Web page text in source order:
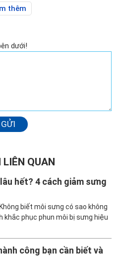
thêm
dưới!
GỬI
LIÊN QUAN
hết? 4 cách giảm sưng
biết môi sưng có sao không
khắc phục phun môi bị sưng hiệu
công bạn cần biết và